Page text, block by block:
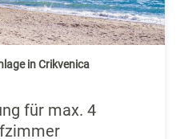
in Crikvenica
für max. 4